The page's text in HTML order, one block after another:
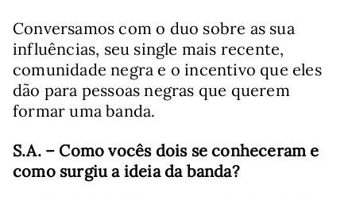
Conversamos com o duo sobre as sua
influências, seu single mais recente,
comunidade negra e o incentivo que eles
dão para pessoas negras que querem
formar uma banda.
S.A. – Como vocês dois se conheceram e
como surgiu a ideia da banda?